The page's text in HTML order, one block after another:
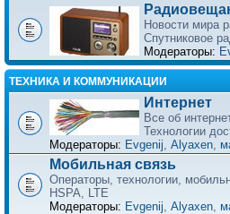
Новости мира
Спутниковое
Модераторы:
ТЕХНИКА И КОММУНИКАЦИИ
Интернет
Все об
Технологии
Модераторы: Evgenij Alyaxen
Мобильная связь
Операторы, технологии,
HSPA, LTE
Модераторы: Evgenij Alyaxen